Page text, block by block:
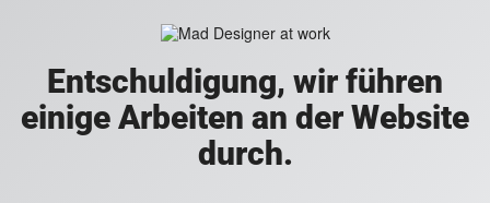
Entschuldigung, wir führen
einige Arbeiten an der Website
durch.